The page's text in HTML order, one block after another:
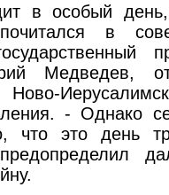
в особый день,
в
Медведев,
Ново-
- Однако
что это день